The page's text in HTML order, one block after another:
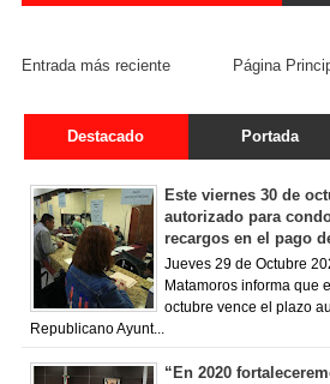
Entrada más reciente Página
Destacado Portada
Este viernes 30 de
autorizado para
recargos en el pago
Jueves 29 de Octubre
Matamoros informa que
octubre vence el plazo
Republicano Ayunt...
“En 2020